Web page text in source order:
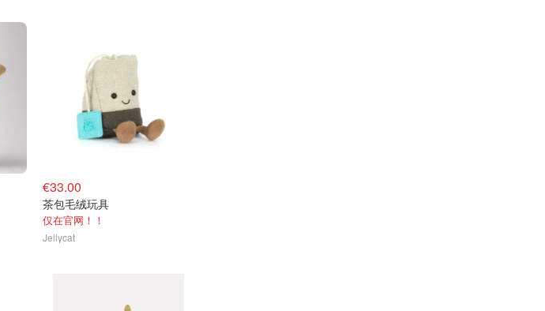
€33.00
茶包毛绒玩具
仅在官网！！
Jellycat